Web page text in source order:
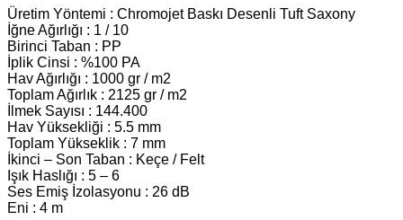
Üretim Yöntemi : Chromojet Baskı Desenli Tuft Saxony
İğne Ağırlığı : 1 / 10
Birinci Taban : PP
İplik Cinsi : %100 PA
Hav Ağırlığı : 1000 gr / m2
Toplam Ağırlık : 2125 gr / m2
İlmek Sayısı : 144.400
Hav Yüksekliği : 5.5 mm
Toplam Yükseklik : 7 mm
İkinci – Son Taban : Keçe / Felt
Işık Haslığı : 5 – 6
Ses Emiş İzolasyonu : 26 dB
Eni : 4 m